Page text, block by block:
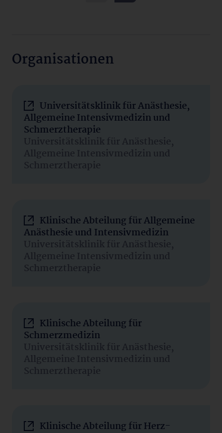
Organisationen
Universitätsklinik für Anästhesie,
Allgemeine Intensivmedizin und
Schmerztherapie
Universitätsklinik für Anästhesie,
Allgemeine Intensivmedizin und
Schmerztherapie
Klinische Abteilung für Allgemeine
Anästhesie und Intensivmedizin
Universitätsklinik für Anästhesie,
Allgemeine Intensivmedizin und
Schmerztherapie
Klinische Abteilung für
Schmerzmedizin
Universitätsklinik für Anästhesie,
Allgemeine Intensivmedizin und
Schmerztherapie
Klinische Abteilung für Herz-